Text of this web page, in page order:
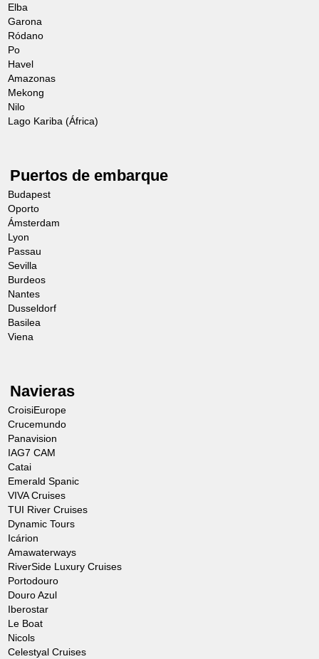
Elba
Garona
Ródano
Po
Havel
Amazonas
Mekong
Nilo
Lago Kariba (África)
Puertos de embarque
Budapest
Oporto
Ámsterdam
Lyon
Passau
Sevilla
Burdeos
Nantes
Dusseldorf
Basilea
Viena
Navieras
CroisiEurope
Crucemundo
Panavision
IAG7 CAM
Catai
Emerald Spanic
VIVA Cruises
TUI River Cruises
Dynamic Tours
Icárion
Amawaterways
RiverSide Luxury Cruises
Portodouro
Douro Azul
Iberostar
Le Boat
Nicols
Celestyal Cruises